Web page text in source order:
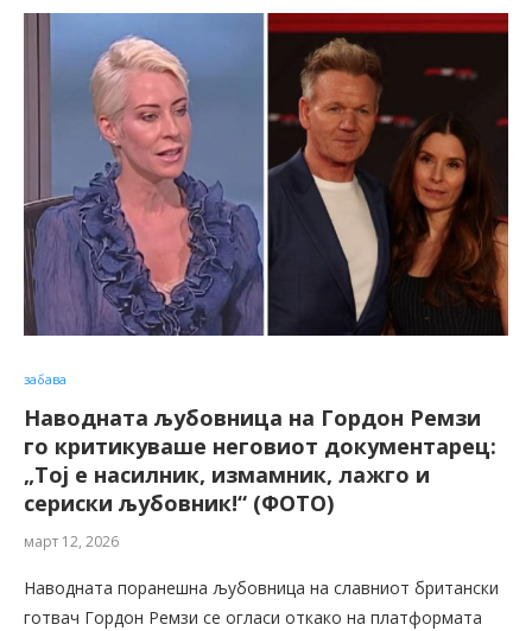
забава
Наводната љубовница на Гордон Ремзи
го критикуваше неговиот документарец:
„Тој е насилник, измамник, лажго и
сериски љубовник!“ (ФОТО)
март 12, 2026
Наводната поранешна љубовница на славниот британски
готвач Гордон Ремзи се огласи откако на платформата